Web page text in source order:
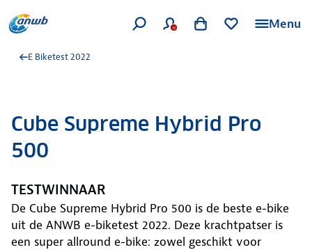
Menu
E Biketest 2022
Cube Supreme Hybrid Pro
500
TESTWINNAAR
De Cube Supreme Hybrid Pro 500 is de beste e-bike
uit de ANWB e-biketest 2022. Deze krachtpatser is
een super allround e-bike: zowel geschikt voor